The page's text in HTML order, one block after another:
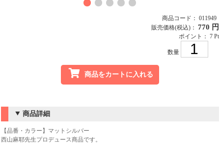
商品コード： 011949
販売価格(税込)： 770 円
ポイント： 7 Pt
数量
商品をカートに入れる
商品詳細
【品番・カラー】マットシルバー
西山麻耶先生プロデュース商品です。